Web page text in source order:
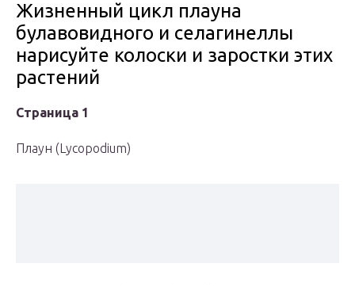
Жизненный цикл плауна
булавовидного и селагинеллы
нарисуйте колоски и заростки этих
растений
Страница 1
Плаун (Lycopodium)